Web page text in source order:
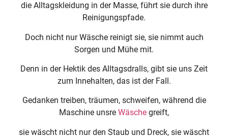
die Alltagskleidung in der Masse, führt sie durch ihre
Reinigungspfade.
Doch nicht nur Wäsche reinigt sie, sie nimmt auch
Sorgen und Mühe mit.
Denn in der Hektik des Alltagsdralls, gibt sie uns Zeit
zum Innehalten, das ist der Fall.
Gedanken treiben, träumen, schweifen, während die
Maschine unsre Wäsche greift,
sie wäscht nicht nur den Staub und Dreck, sie wäscht